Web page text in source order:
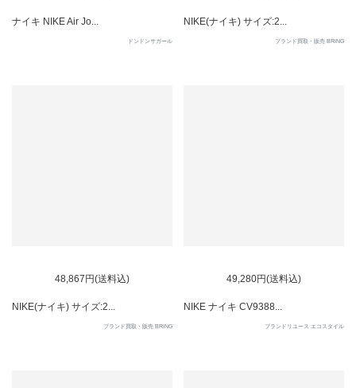
ナイキ NIKE Air Jo...
ドンドンサガール
NIKE(ナイキ) サイズ:2...
ブランド買取・販売 BRING
48,867円(送料込)
NIKE(ナイキ) サイズ:2...
ブランド買取・販売 BRING
49,280円(送料込)
NIKE ナイキ CV9388...
ブランドリユース エコスタイル